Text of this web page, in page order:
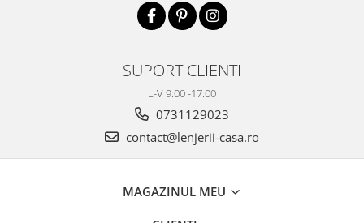
SUPORT CLIENTI
L-V 9:00 -17:00
0731129023
contact@lenjerii-casa.ro
MAGAZINUL MEU